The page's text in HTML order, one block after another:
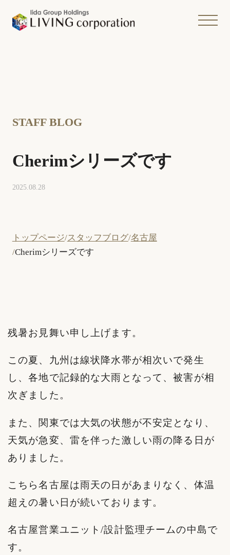
STAFF BLOG
Cherimシリーズです
2025.08.28
トップページ スタッフブログ 名古屋
Cherimシリーズです
残暑お見舞い申し上げます。
この夏、九州は線状降水帯が相次いで発生
し、各地で記録的な大雨となって、被害が相
次ぎました。
また、関東では大気の状態が不安定となり、
天気が急変、雷を伴った激しい雨の降る日が
ありました。
こちら名古屋は雨天の日があまりなく、体温
超えの暑い日が続いております。
名古屋営業ユニット/設計監理チームの中島で
す。